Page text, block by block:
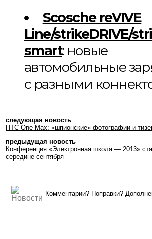
Scosche reVIVE
Line/strikeDRIVE/
smart: новые
автомобильные
с разными
следующая новость
HTC One Max: «шпионские» фотографии и
предыдущая новость
Конференция «Электронная школа — 2013»
середине сентября
Комментарии? Поправки?